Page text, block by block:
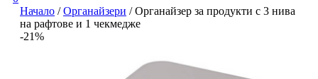
Начало /Органайзери / Органайзер за продукти с 3 нива
на рафтове и 1 чекмедже
-21%